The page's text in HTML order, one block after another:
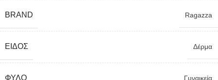
BRAND Ragazza
ΕΊΔΟΣ Δέρμα
ΦΎΛΟ Γυναικεία